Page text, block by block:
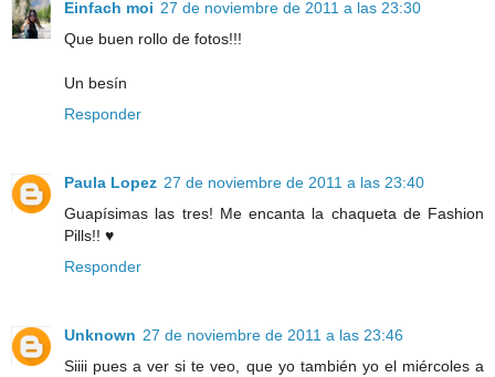
Einfach moi 27 de noviembre de 2011 a las 23:30
Que buen rollo de fotos!!!
Un besín
Responder
Paula Lopez 27 de noviembre de 2011 a las 23:40
Guapísimas las tres! Me encanta la chaqueta de Fashion
Pills!! ♥
Responder
Unknown 27 de noviembre de 2011 a las 23:46
Siiii pues a ver si te veo, que yo también yo el miércoles a